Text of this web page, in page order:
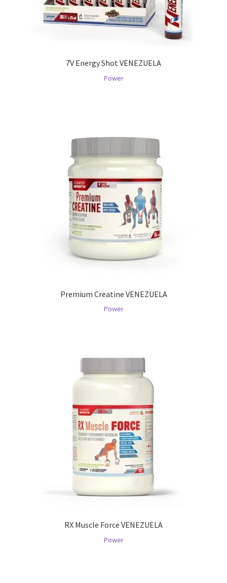
7V Energy Shot VENEZUELA
Power
Premium Creatine VENEZUELA
Power
RX Muscle Force VENEZUELA
Power